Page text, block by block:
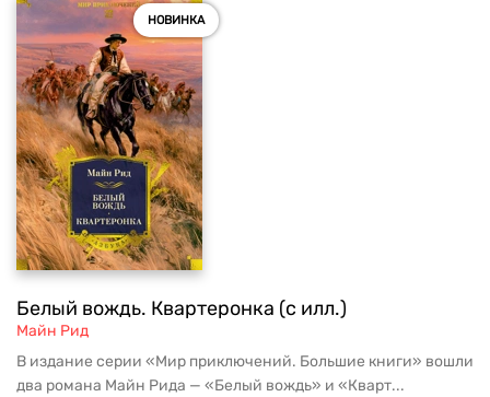
НОВИНКА
Белый вождь. Квартеронка (с илл.)
Майн Рид
В издание серии «Мир приключений. Большие книги» вошли
два романа Майн Рида — «Белый вождь» и «Кварт...